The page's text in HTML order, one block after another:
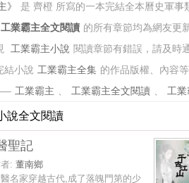
》
是 齊橙 所寫的一本完結全本曆史軍事
工業霸主全文閱讀 的所有章節均為網友更
工業霸主小說 閱讀章節有錯誤，請及時
結小說 工業霸主全集 的作品版權、內容
工業霸主 、 工業霸主全文閱讀 、 工業
說全文閱讀
聖記
: 董南鄉
名家穿越古代,成了落魄門第的少